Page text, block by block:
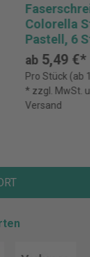
Colorella
Pastell, 6
sortiert
300009804
ab 5,49 €*
Pro Stück (ab
* zzgl. MwSt.
Versand